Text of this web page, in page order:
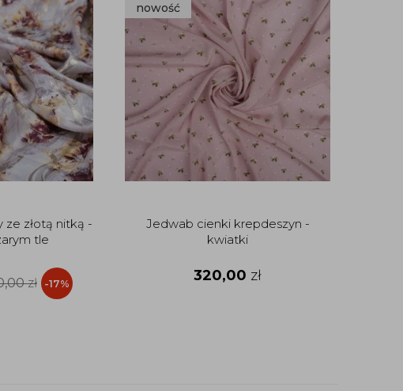
złotą nitką -
tle
zł -17%
nowość
Jedwab cienki krepdeszyn -
kwiatki
320,00 zł